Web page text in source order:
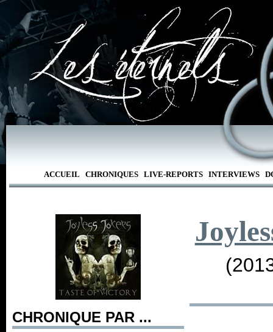
ACCUEIL CHRONIQUES LIVE-REPORTS INTERVIEWS
CHRONIQUE PAR ...